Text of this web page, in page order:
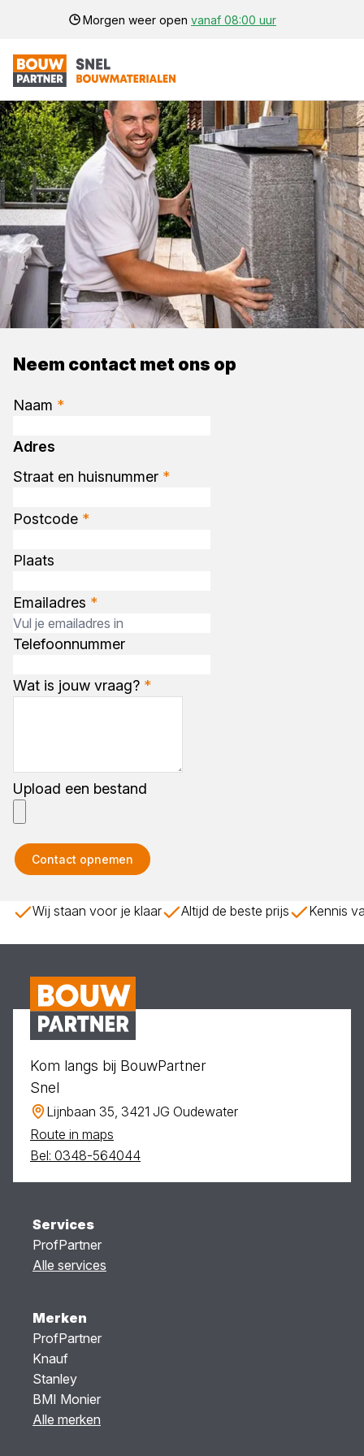
Morgen weer open vanaf 08:00 uur
Neem contact met ons op
Naam *
Adres
Straat en huisnummer *
Postcode *
Plaats
Emailadres *
Telefoonnummer
Wat is jouw vraag? *
Upload een bestand
Contact opnemen
Wij staan voor je klaar Altijd de beste prijs Kennis
Kom langs bij BouwPartner
Snel
Lijnbaan 35, 3421 JG Oudewater
Route in maps
Bel: 0348-564044
Services
ProfPartner
Alle services
Merken
ProfPartner
Knauf
Stanley
BMI Monier
Alle merken